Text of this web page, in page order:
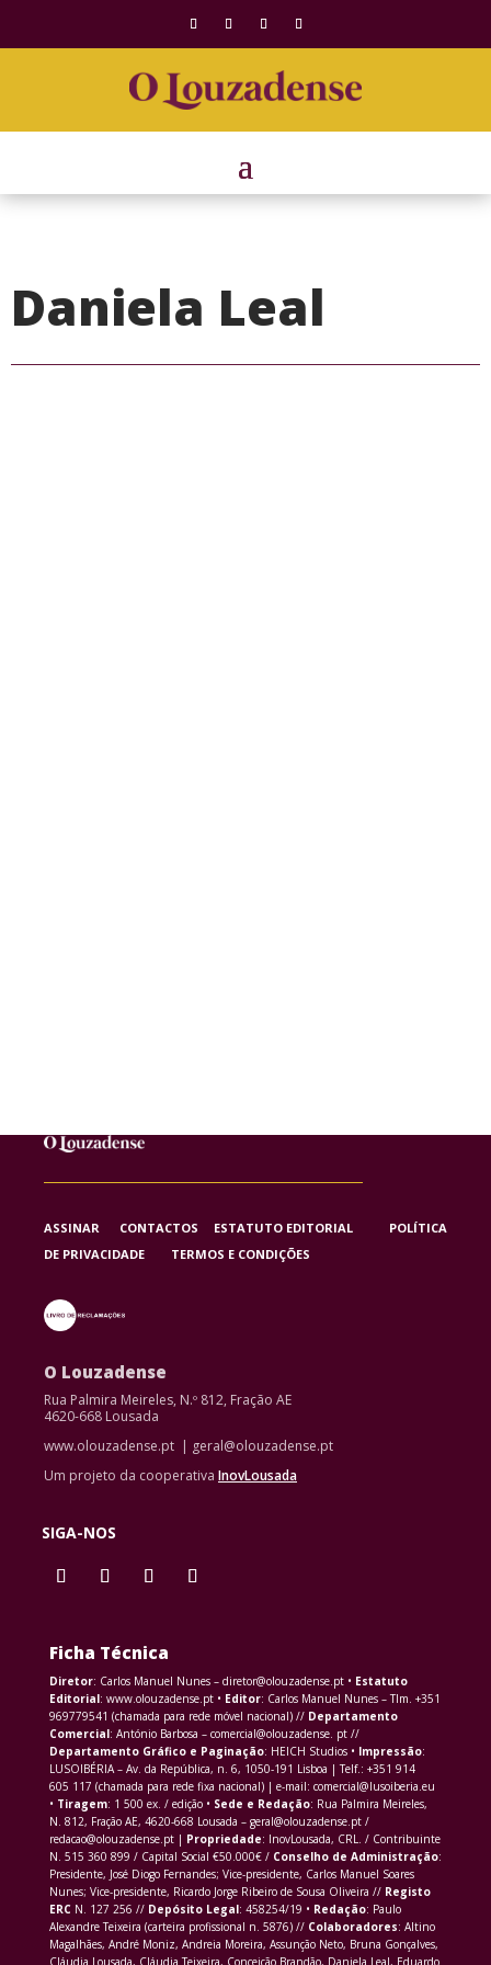
Daniela Leal
ASSINAR CONTACTOS ESTATUTO EDITORIAL POLÍTICA
DE PRIVACIDADE TERMOS E CONDIÇÕES
O Louzadense
Rua Palmira Meireles, N.º 812, Fração AE
4620-668 Lousada
www.olouzadense.pt | geral@olouzadense.pt
Um projeto da cooperativa InovLousada
SIGA-NOS
Ficha Técnica
Diretor: Carlos Manuel Nunes – diretor@olouzadense.pt • Estatuto
Editorial: www.olouzadense.pt • Editor: Carlos Manuel Nunes – Tlm. +351
969779541 (chamada para rede móvel nacional) // Departamento
Comercial: António Barbosa – comercial@olouzadense. pt //
Departamento Gráfico e Paginação: HEICH Studios • Impressão:
LUSOIBÉRIA – Av. da República, n. 6, 1050-191 Lisboa | Telf.: +351 914
605 117 (chamada para rede fixa nacional) | e-mail: comercial@lusoiberia.eu
• Tiragem: 1 500 ex. / edição • Sede e Redação: Rua Palmira Meireles,
N. 812, Fração AE, 4620-668 Lousada – geral@olouzadense.pt /
redacao@olouzadense.pt | Propriedade: InovLousada, CRL. / Contribuinte
N. 515 360 899 / Capital Social €50.000€ / Conselho de Administração:
Presidente, José Diogo Fernandes; Vice-presidente, Carlos Manuel Soares
Nunes; Vice-presidente, Ricardo Jorge Ribeiro de Sousa Oliveira // Registo
ERCN. 127 256 // Depósito Legal: 458254/19 • Redação: Paulo
Alexandre Teixeira (carteira profissional n. 5876) // Colaboradores: Altino
Magalhães, André Moniz, Andreia Moreira, Assunção Neto, Bruna Gonçalves,
Cláudia Lousada, Cláudia Teixeira, Conceição Brandão, Daniela Leal, Eduardo